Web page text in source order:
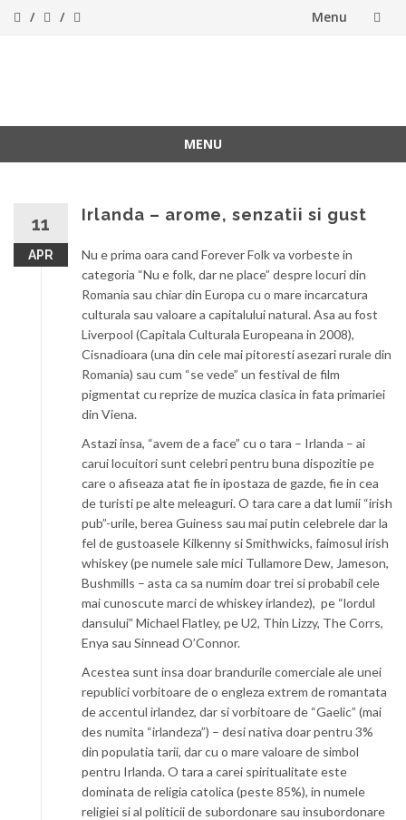
Menu
MENU
11
APR
Irlanda – arome, senzatii si gust
Nu e prima oara cand Forever Folk va vorbeste in
categoria “Nu e folk, dar ne place” despre locuri din
Romania sau chiar din Europa cu o mare incarcatura
culturala sau valoare a capitalului natural. Asa au fost
Liverpool (Capitala Culturala Europeana in 2008),
Cisnadioara (una din cele mai pitoresti asezari rurale din
Romania) sau cum “se vede” un festival de film
pigmentat cu reprize de muzica clasica in fata primariei
din Viena.
Astazi insa, “avem de a face” cu o tara – Irlanda – ai
carui locuitori sunt celebri pentru buna dispozitie pe
care o afiseaza atat fie in ipostaza de gazde, fie in cea
de turisti pe alte meleaguri. O tara care a dat lumii “irish
pub”-urile, berea Guiness sau mai putin celebrele dar la
fel de gustoasele Kilkenny si Smithwicks, faimosul irish
whiskey (pe numele sale mici Tullamore Dew, Jameson,
Bushmills – asta ca sa numim doar trei si probabil cele
mai cunoscute marci de whiskey irlandez), pe “lordul
dansului” Michael Flatley, pe U2, Thin Lizzy, The Corrs,
Enya sau Sinnead O’Connor.
Acestea sunt insa doar brandurile comerciale ale unei
republici vorbitoare de o engleza extrem de romantata
de accentul irlandez, dar si vorbitoare de “Gaelic” (mai
des numita “irlandeza”) – desi nativa doar pentru 3%
din populatia tarii, dar cu o mare valoare de simbol
pentru Irlanda. O tara a carei spiritualitate este
dominata de religia catolica (peste 85%), in numele
religiei si al politicii de subordonare sau insubordonare